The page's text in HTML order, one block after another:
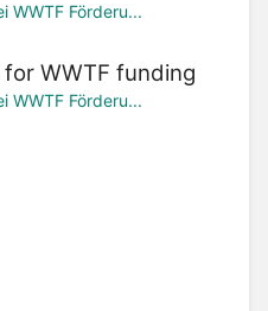
WWTF Förderu...
WWTF funding
WWTF Förderu...